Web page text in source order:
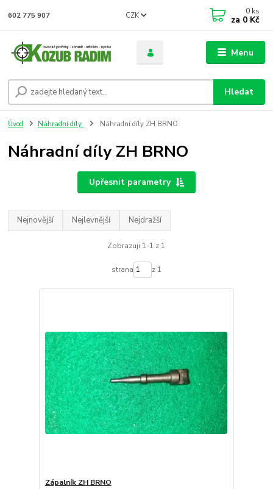
Menu
CZK
Hledat
602 775 907 0 ks
za 0 Kč
Úvod Náhradní díly Náhradní díly ZH BRNO
Náhradní díly ZH BRNO
Upřesnit parametry
Nejnovější Nejlevnější Nejdražší
Zobrazuji 1-1 z 1
strana z 1
Zápalník ZH BRNO